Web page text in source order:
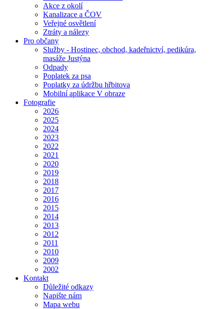
Akce z okolí
Kanalizace a ČOV
Veřejné osvětlení
Ztráty a nálezy
Pro občany
Služby - Hostinec, obchod, kadeřnictví, pedikúra,
masáže Justýna
Odpady
Poplatek za psa
Poplatky za údržbu hřbitova
Mobilní aplikace V obraze
Fotografie
2026
2025
2024
2023
2022
2021
2020
2019
2018
2017
2016
2015
2014
2013
2012
2011
2010
2009
2002
Kontakt
Důležité odkazy
Napište nám
Mapa webu